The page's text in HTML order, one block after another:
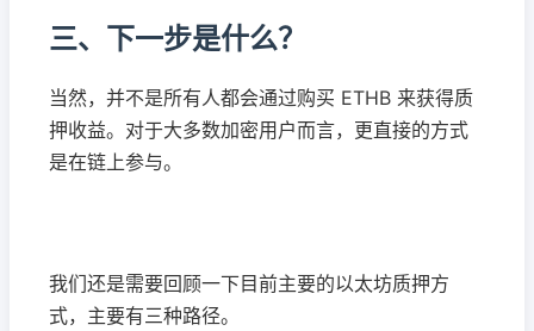
三、下一步是什么？
当然，并不是所有人都会通过购买 ETHB 来获得质
押收益。对于大多数加密用户而言，更直接的方式
是在链上参与。
我们还是需要回顾一下目前主要的以太坊质押方
式，主要有三种路径。